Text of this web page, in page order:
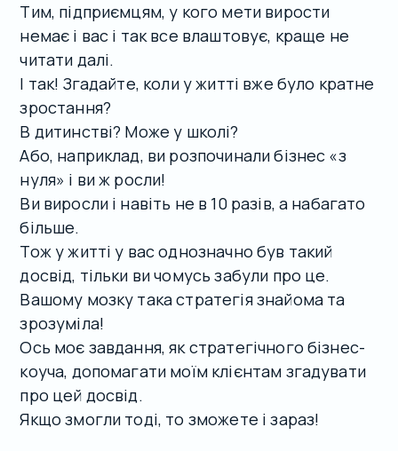
Тим, підприємцям, у кого мети вирости
немає і вас і так все влаштовує, краще не
читати далі.
І так! Згадайте, коли у житті вже було кратне
зростання?
В дитинстві? Може у школі?
Або, наприклад, ви розпочинали бізнес «з
нуля» і ви ж росли!
Ви виросли і навіть не в 10 разів, а набагато
більше.
Тож у житті у вас однозначно був такий
досвід, тільки ви чомусь забули про це.
Вашому мозку така стратегія знайома та
зрозуміла!
Ось моє завдання, як стратегічного бізнес-
коуча, допомагати моїм клієнтам згадувати
про цей досвід.
Якщо змогли тоді, то зможете і зараз!